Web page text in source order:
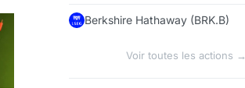
Berkshire Hathaway (BRK.B)
Voir toutes les actions →